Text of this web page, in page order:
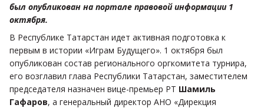
был опубликован на портале правовой информации 1
октября.
В Республике Татарстан идет активная подготовка к
первым в истории «Играм Будущего». 1 октября был
опубликован состав регионального оргкомитета турнира,
его возглавил глава Республики Татарстан, заместителем
председателя назначен вице-премьер РТ Шамиль
Гафаров, а генеральный директор АНО «Дирекция